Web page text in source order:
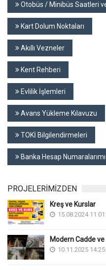
Otobüs / Minibüs Saatleri
Kart Dolum Noktaları
Akıllı Vezneler
Kent Rehberi
Evlilik İşlemleri
Avans Yükleme Kılavuzu
TOKİ Bilgilendirmeleri
Banka Hesap
PROJELERİMİZDEN
Kreş ve Kurslar
15.08.2024
Modern Cadde
10.11.2025